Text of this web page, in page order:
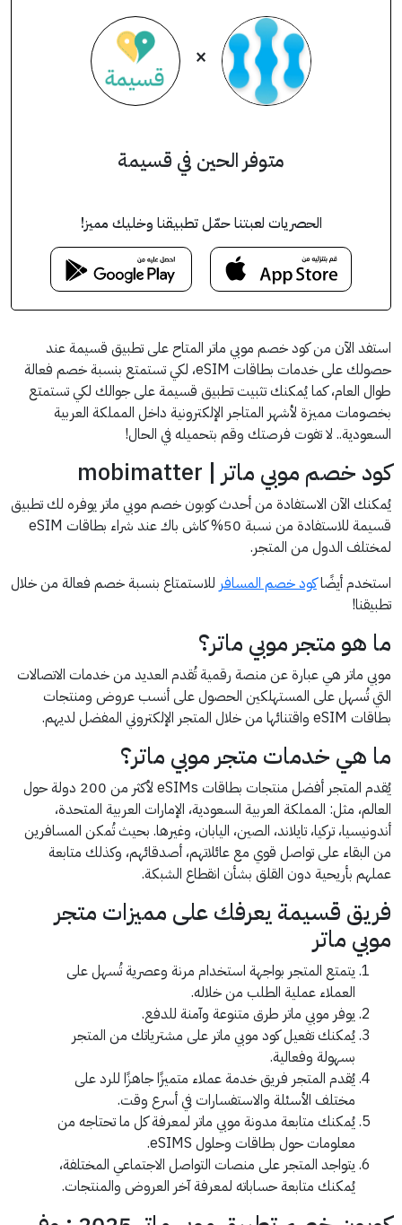
×
متوفر الحين في قسيمة
الحصريات لعبتنا حمّل تطبيقنا وخليك مميز!
استفد الآن من كود خصم موبي ماتر المتاح على تطبيق قسيمة عند
حصولك على خدمات بطاقات eSIM، لكي تستمتع بنسبة خصم فعالة
طوال العام، كما يُمكنك تثبيت تطبيق قسيمة على جوالك لكي تستمتع
بخصومات مميزة لأشهر المتاجر الإلكترونية داخل المملكة العربية
السعودية.. لا تفوت فرصتك وقم بتحميله في الحال!
كود خصم موبي ماتر | mobimatter
يُمكنك الآن الاستفادة من أحدث كوبون خصم موبي ماتر يوفره لك تطبيق
قسيمة للاستفادة من نسبة 50% كاش باك عند شراء بطاقات eSIM
لمختلف الدول من المتجر.
استخدم أيضًاكود خصم المسافر للاستمتاع بنسبة خصم فعالة من خلال
تطبيقنا!
ما هو متجر موبي ماتر؟
موبي ماتر هي عبارة عن منصة رقمية تُقدم العديد من خدمات الاتصالات
التي تُسهل على المستهلكين الحصول على أنسب عروض ومنتجات
بطاقات eSIM واقتنائها من خلال المتجر الإلكتروني المفضل لديهم.
ما هي خدمات متجر موبي ماتر؟
يُقدم المتجر أفضل منتجات بطاقات eSIMs لأكثر من 200 دولة حول
العالم، مثل: المملكة العربية السعودية، الإمارات العربية المتحدة،
أندونيسيا، تركيا، تايلاند، الصين، اليابان، وغيرها. بحيث تُمكن المسافرين
من البقاء على تواصل قوي مع عائلاتهم، أصدقائهم، وكذلك متابعة
عملهم بأريحية دون القلق بشأن انقطاع الشبكة.
فريق قسيمة يعرفك على مميزات متجر
موبي ماتر
يتمتع المتجر بواجهة استخدام مرنة وعصرية تُسهل على
العملاء عملية الطلب من خلاله.
يوفر موبي ماتر طرق متنوعة وآمنة للدفع.
يُمكنك تفعيل كود موبي ماتر على مشترياتك من المتجر
بسهولة وفعالية.
يُقدم المتجر فريق خدمة عملاء متميزًا جاهزًا للرد على
مختلف الأسئلة والاستفسارات في أسرع وقت.
يُمكنك متابعة مدونة موبي ماتر لمعرفة كل ما تحتاجه من
معلومات حول بطاقات وحلول eSIMS.
يتواجد المتجر على منصات التواصل الاجتماعي المختلفة،
يُمكنك متابعة حساباته لمعرفة آخر العروض والمنتجات.